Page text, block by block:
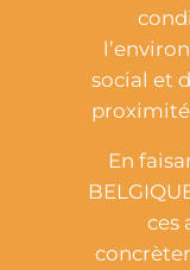
social et
En
ces